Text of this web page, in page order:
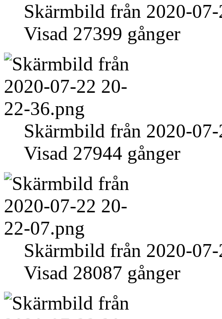
Skärmbild från 2020-
Visad 27399 gånger
Skärmbild från 2020-
Visad 27944 gånger
Skärmbild från 2020-
Visad 28087 gånger